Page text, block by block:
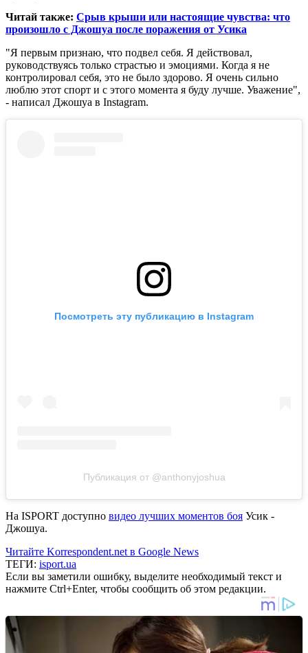
Читай также: Срыв крыши или настоящие чувства: что
произошло с Джошуа после поражения от Усика
"Я первым признаю, что подвел себя. Я действовал,
руководствуясь только страстью и эмоциями. Когда я не
контролировал себя, это не было здорово. Я очень сильно
люблю этот спорт и с этого момента я буду лучше. Уважение",
- написал Джошуа в Instagram.
Посмотреть эту публикацию в Instagram
Публикация от @anthonyjoshua
На ISPORT доступно видео лучших моментов боя Усик -
Джошуа.
Читайте Korrespondent.net в Google News
ТЕГИ: isport.ua
Если вы заметили ошибку, выделите необходимый текст и
нажмите Ctrl+Enter, чтобы сообщить об этом редакции.